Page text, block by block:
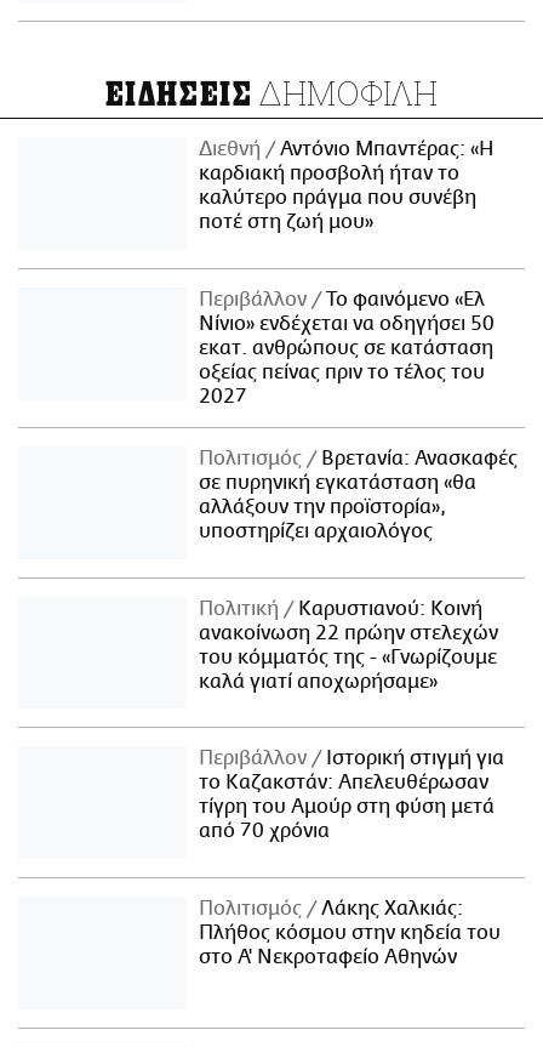
ΕΙΔΗΣΕΙΣ ΔΗΜΟΦΙΛΗ
Διεθνή
Αντόνιο Μπαντέρας: «Η
καρδιακή προσβολή ήταν το
καλύτερο πράγμα που συνέβη
ποτέ στη ζωή μου»
Περιβάλλον
Το φαινόμενο «Ελ
Νίνιο» ενδέχεται να οδηγήσει 50
εκατ. ανθρώπους σε κατάσταση
οξείας πείνας πριν το τέλος του
2027
Πολιτισμός
Βρετανία: Ανασκαφές
σε πυρηνική εγκατάσταση «θα
αλλάξουν την προϊστορία»,
υποστηρίζει αρχαιολόγος
Πολιτική
Καρυστιανού: Κοινή
ανακοίνωση 22 πρώην στελεχών
του κόμματός της - «Γνωρίζουμε
καλά γιατί αποχωρήσαμε»
Περιβάλλον
Ιστορική στιγμή για
το Καζακστάν: Απελευθέρωσαν
τίγρη του Αμούρ στη φύση μετά
από 70 χρόνια
Πολιτισμός
Λάκης Χαλκιάς:
Πλήθος κόσμου στην κηδεία του
στο Α' Νεκροταφείο Αθηνών